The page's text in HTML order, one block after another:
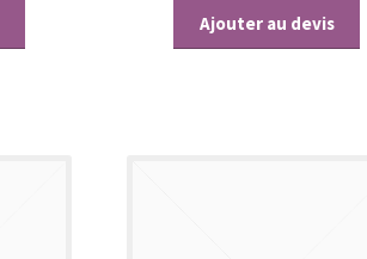
Ajouter au devis